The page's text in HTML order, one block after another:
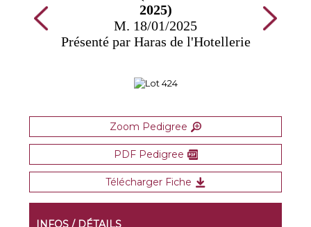
2025)
M. 18/01/2025
Présenté par Haras de l'Hotellerie
Zoom Pedigree
PDF Pedigree
Télécharger Fiche
INFOS / DÉTAILS